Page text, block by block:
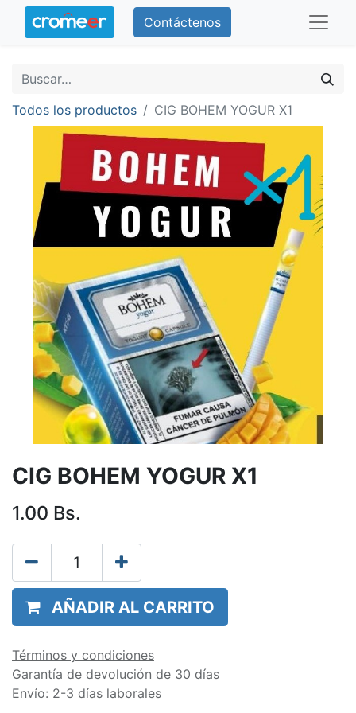
Contáctenos
Todos los productos CIG BOHEM YOGUR X1
CIG BOHEM YOGUR X1
1.00 Bs.
AÑADIR AL CARRITO
Términos y condiciones
Garantía de devolución de 30 días
Envío: 2-3 días laborales